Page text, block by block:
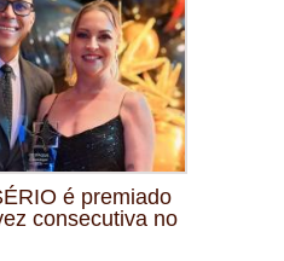
é premiado
consecutiva no